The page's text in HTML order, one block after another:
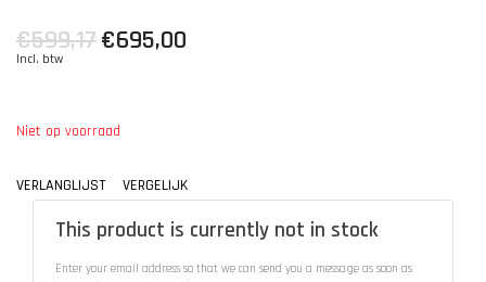
€599,17€695,00
Incl. btw
Niet op voorraad
VERLANGLIJST VERGELIJK
This product is currently not in stock
Enter your email address so that we can send you a message as soon as